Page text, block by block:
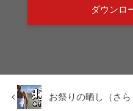
ダウンロ
お祭りの晒し（さ